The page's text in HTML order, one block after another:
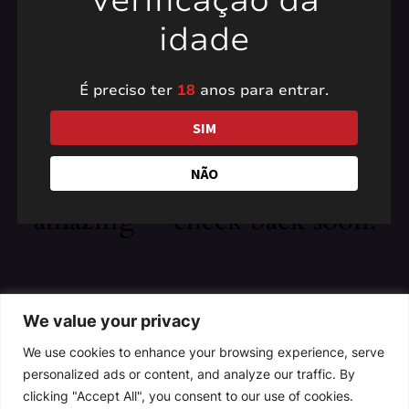
We value your privacy
We use cookies to enhance your browsing experience, serve
personalized ads or content, and analyze our traffic. By
clicking "Accept All", you consent to our use of cookies.
Pardon our dust! We're
working on something
amazing — check back soon!
idade
É preciso ter 18 anos para entrar.
SIM
NÃO